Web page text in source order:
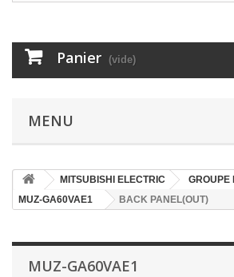
Panier (vide)
MENU
MITSUBISHI ELECTRIC
GROUPE
MUZ-GA60VAE1
BACK PANEL(OUT)
MUZ-GA60VAE1